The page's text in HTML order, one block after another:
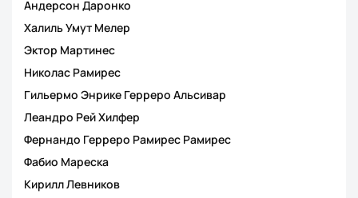
Андерсон Даронко
Халиль Умут Мелер
Эктор Мартинес
Николас Рамирес
Гильермо Энрике Герреро Альсивар
Леандро Рей Хилфер
Фернандо Герреро Рамирес Рамирес
Фабио Мареска
Кирилл Левников